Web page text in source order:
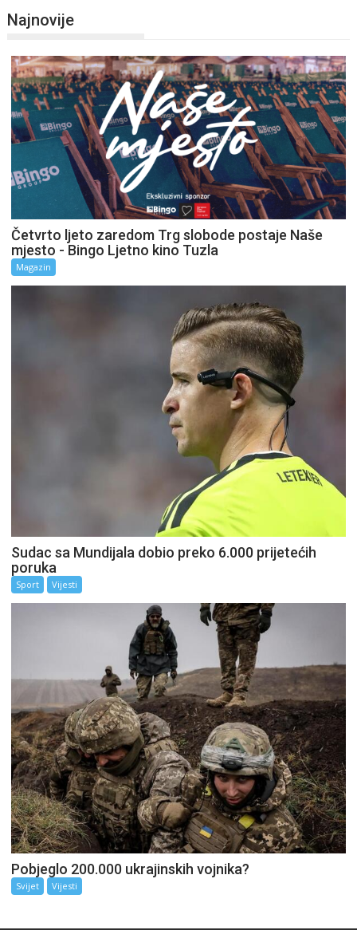
Najnovije
Četvrto ljeto zaredom Trg slobode postaje Naše
mjesto - Bingo Ljetno kino Tuzla
Magazin
Sudac sa Mundijala dobio preko 6.000 prijetećih
poruka
Sport Vijesti
Pobjeglo 200.000 ukrajinskih vojnika?
Svijet Vijesti